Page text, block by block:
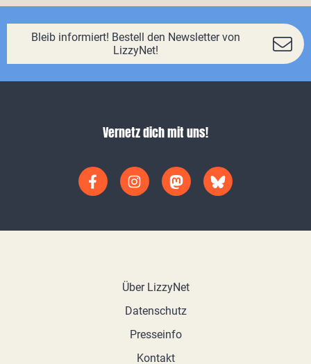
Bleib informiert! Bestell den Newsletter von
LizzyNet!
Vernetz dich mit uns!
Über LizzyNet
Datenschutz
Presseinfo
Kontakt